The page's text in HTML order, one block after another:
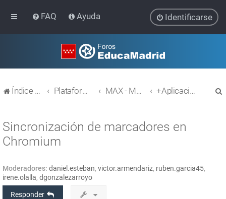
FAQ Ayuda Identificarse
Índice general Plataforma Educativa EducaMadrid MAX - MAdrid_linuX +Aplicaciones
Sincronización de marcadores en
Chromium
Moderadores: daniel.esteban, victor.armendariz, ruben.garcia45,
irene.olalla, dgonzalezarroyo
Responder